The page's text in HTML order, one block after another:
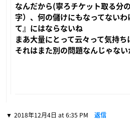
なんだから(寧ろチケット取る分
字）、何の儲けにもなってない
て』にはならないね
まあ大量にとって云々って気持ち
それはまた別の問題なんじゃない
2018年12月4日 at 6:35 PM 返信